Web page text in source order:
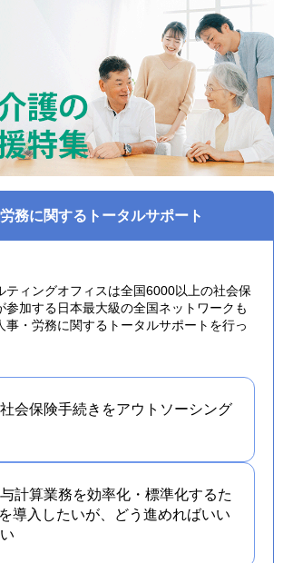
務に関するトータルサポート
ティングオフィスは全国6000以上の社会保
参加する日本最大級の全国ネットワークも
事・労務に関するトータルサポートを行っ
会保険手続きをアウトソーシング
計算業務を効率化・標準化するた
導入したいが、どう進めればいい